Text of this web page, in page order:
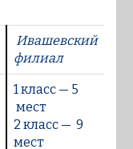
Ивашевский
филиал
1 класс — 5
мест
2 класс — 9
мест